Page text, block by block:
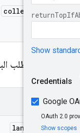
collection
معلمات طلب
المَعلمات
language